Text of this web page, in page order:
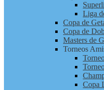
Liga
Copa de
Copa de
Masters de
Torneos
Copa